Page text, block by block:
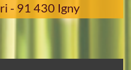
- 91 430 Igny